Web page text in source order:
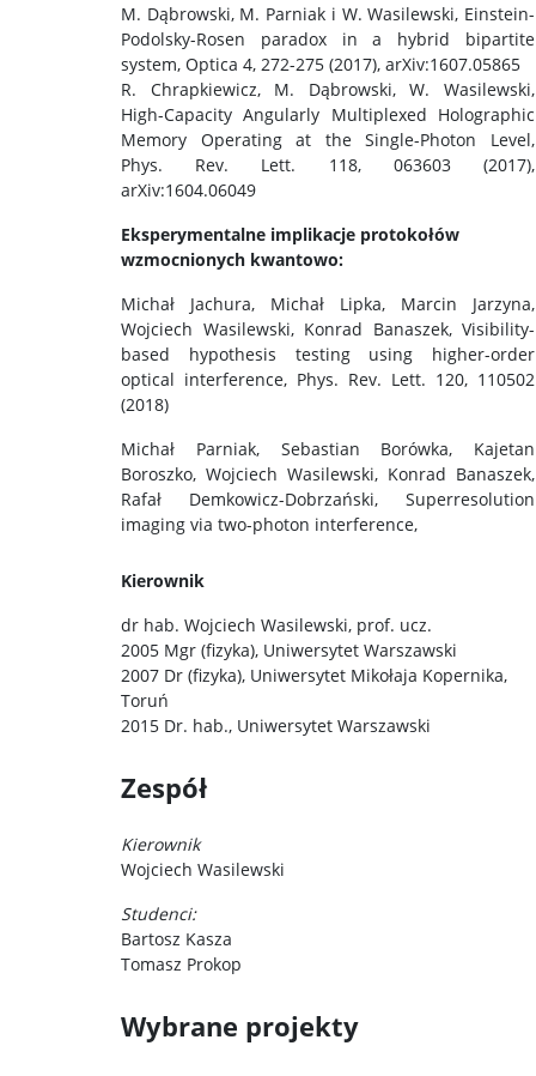
M. Dąbrowski, M. Parniak i W. Wasilewski, Einstein-
Podolsky-Rosen paradox in a hybrid bipartite
system, Optica 4, 272-275 (2017), arXiv:1607.05865
R. Chrapkiewicz, M. Dąbrowski, W. Wasilewski,
High-Capacity Angularly Multiplexed Holographic
Memory Operating at the Single-Photon Level,
Phys. Rev. Lett. 118, 063603 (2017),
arXiv:1604.06049
Eksperymentalne implikacje protokołów
wzmocnionych kwantowo:
Michał Jachura, Michał Lipka, Marcin Jarzyna,
Wojciech Wasilewski, Konrad Banaszek, Visibility-
based hypothesis testing using higher-order
optical interference, Phys. Rev. Lett. 120, 110502
(2018)
Michał Parniak, Sebastian Borówka, Kajetan
Boroszko, Wojciech Wasilewski, Konrad Banaszek,
Rafał Demkowicz-Dobrzański, Superresolution
imaging via two-photon interference,
Kierownik
dr hab. Wojciech Wasilewski, prof. ucz.
2005 Mgr (fizyka), Uniwersytet Warszawski
2007 Dr (fizyka), Uniwersytet Mikołaja Kopernika,
Toruń
2015 Dr. hab., Uniwersytet Warszawski
Zespół
Kierownik
Wojciech Wasilewski
Studenci:
Bartosz Kasza
Tomasz Prokop
Wybrane projekty